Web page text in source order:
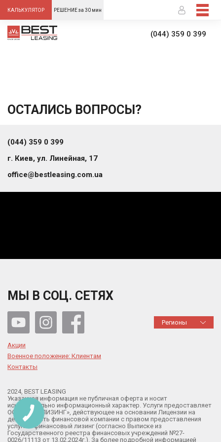
КАЛЬКУЛЯТОР РЕШЕНИЕ за 30 мин
(044) 359 0 399
ОСТАЛИСЬ ВОПРОСЫ?
(044) 359 0 399
г. Киев, ул. Линейная, 17
office@bestleasing.com.ua
МЫ В СОЦ. СЕТЯХ
Регионы
Акции
Военное положение: Клиентам
Контакты
2024, BEST LEASING
Указанная информация не публичная оферта и носит
исключительно информационный характер. Услуги предоставляет
ООО «БЕСТ ЛИЗИНГ», действующее на основании Лицензии на
деятельность финансовой компании с правом предоставления
услуги – финансовый лизинг (согласно Выписке из
Государственного реестра финансовых учреждений №27-
0026/11113 от 13.02.2024г.). За более подробной информацией